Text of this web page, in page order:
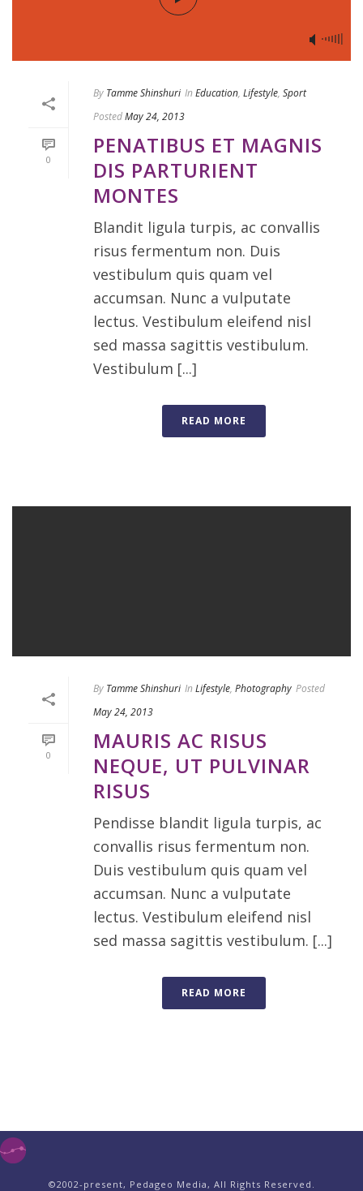
0
By Tamme Shinshuri In Education, Lifestyle, Sport
PostedMay 24, 2013
PENATIBUS ET MAGNIS
DIS PARTURIENT
MONTES
Blandit ligula turpis, ac convallis
risus fermentum non. Duis
vestibulum quis quam vel
accumsan. Nunc a vulputate
lectus. Vestibulum eleifend nisl
sed massa sagittis vestibulum.
Vestibulum [...]
READ MORE
0
By Tamme Shinshuri In Lifestyle, Photography Posted
May 24, 2013
MAURIS AC RISUS
NEQUE, UT PULVINAR
RISUS
Pendisse blandit ligula turpis, ac
convallis risus fermentum non.
Duis vestibulum quis quam vel
accumsan. Nunc a vulputate
lectus. Vestibulum eleifend nisl
sed massa sagittis vestibulum. [...]
READ MORE
©2002-present, Pedageo Media, All Rights Reserved.